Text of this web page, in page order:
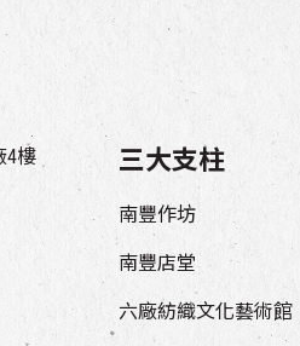
4樓 三大支柱
南豐作坊
南豐店堂
六廠紡織文化藝術館